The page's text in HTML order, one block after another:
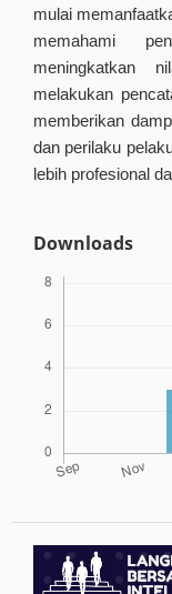
mulai
memahami
meningkatkan
melakukan
memberikan
dan perilaku
lebih profesional
Downloads